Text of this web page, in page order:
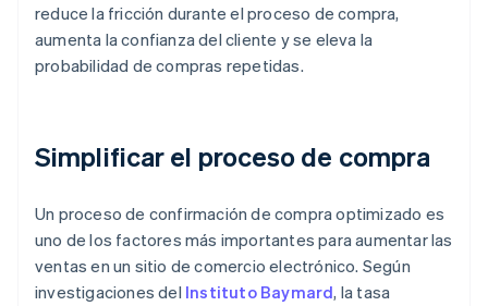
reduce la fricción durante el proceso de compra,
aumenta la confianza del cliente y se eleva la
probabilidad de compras repetidas.
Simplificar el proceso de compra
Un proceso de confirmación de compra optimizado es
uno de los factores más importantes para aumentar las
ventas en un sitio de comercio electrónico. Según
investigaciones del Instituto Baymard, la tasa